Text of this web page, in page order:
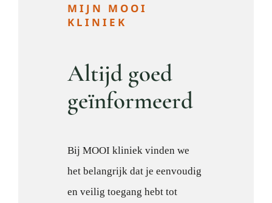
MIJN MOOI
KLINIEK
Altijd goed
geïnformeerd
Bij MOOI kliniek vinden we
het belangrijk dat je eenvoudig
en veilig toegang hebt tot